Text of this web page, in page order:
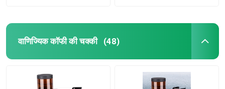
वाणिज्यिक कॉफी की चक्की (48)